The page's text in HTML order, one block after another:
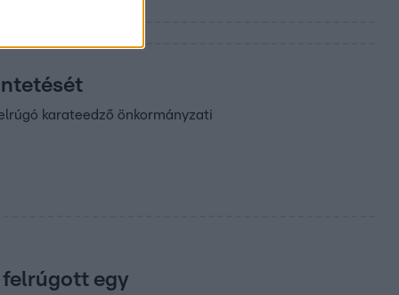
karateedző önkormányzati
felrúgott egy